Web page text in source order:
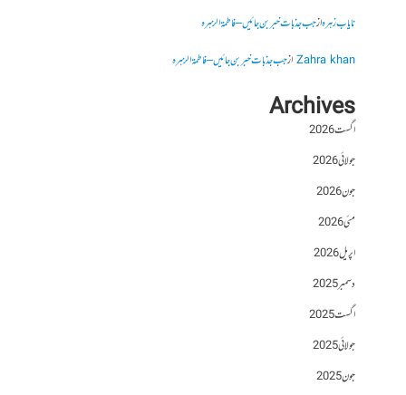
نایاب زہرہازجب جذبات خبر بن جائیں – فاطمۃالزہرہ
Zahra khanازجب جذبات خبر بن جائیں – فاطمۃالزہرہ
Archives
اگست 2026
جولائی 2026
جون 2026
مئی 2026
اپریل 2026
دسمبر 2025
اگست 2025
جولائی 2025
جون 2025